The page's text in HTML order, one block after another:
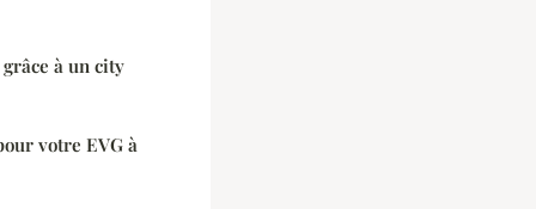
à un city
votre EVG à